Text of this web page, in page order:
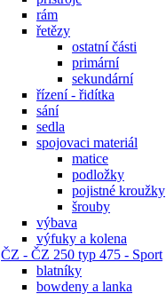
rám
řetězy
ostatní části
primární
sekundární
řízení - řidítka
sání
sedla
spojovaci materiál
matice
podložky
pojistné kroužky
šrouby
výbava
výfuky a kolena
ČZ - ČZ 250 typ 475 - Sport
blatníky
bowdeny a lanka